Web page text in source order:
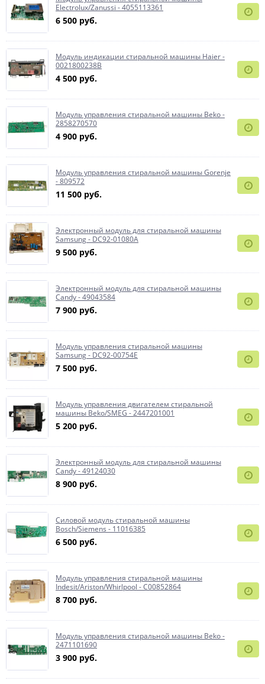
Electrolux/Zanussi - 4055113361
6 500 руб.
Модуль индикации стиральной машины Haier -
0021800238B
4 500 руб.
Модуль управления стиральной машины Beko -
2858270570
4 900 руб.
Модуль управления стиральной машины Gorenje
- 809572
11 500 руб.
Электронный модуль для стиральной машины
Samsung - DC92-01080A
9 500 руб.
Электронный модуль для стиральной машины
Candy - 49043584
7 900 руб.
Модуль управления стиральной машины
Samsung - DC92-00754E
7 500 руб.
Модуль управления двигателем стиральной
машины Beko/SMEG - 2447201001
5 200 руб.
Электронный модуль для стиральной машины
Candy - 49124030
8 900 руб.
Силовой модуль стиральной машины
Bosch/Siemens - 11016385
6 500 руб.
Модуль управления стиральной машины
Indesit/Ariston/Whirlpool - C00852864
8 700 руб.
Модуль управления стиральной машины Beko -
2471101690
3 900 руб.